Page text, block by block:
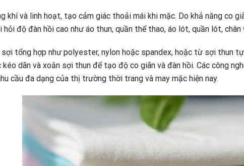
khí và linh hoạt, tạo cảm giác thoải mái khi mặc. Do khả năng co
độ đàn hồi cao như áo thun, quần thể thao, áo lót, quần lót, chân
tổng hợp như polyester, nylon hoặc spandex, hoặc từ sợi thun
dãn và xoắn sợi thun để tạo độ co giãn và đàn hồi. Các công
cầu đa dạng của thị trường thời trang và may mặc hiện nay.